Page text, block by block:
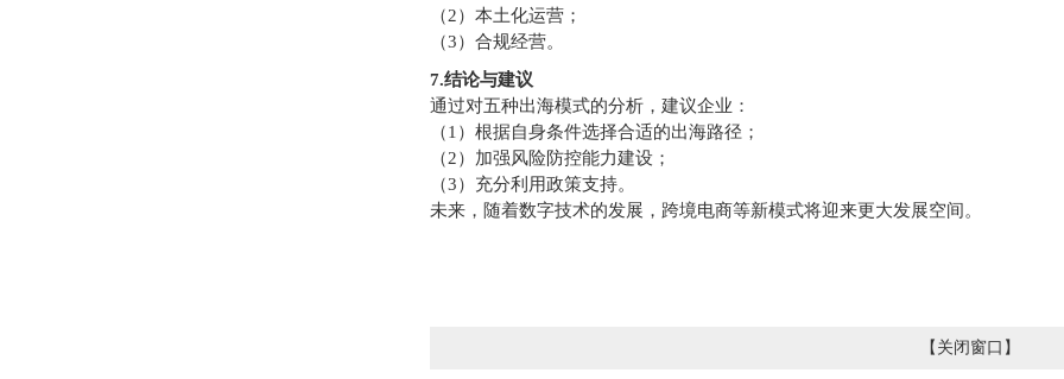
（2）本土化运营；
（3）合规经营。
7.结论与建议
通过对五种出海模式的分析，建议企业：
（1）根据自身条件选择合适的出海路径；
（2）加强风险防控能力建设；
（3）充分利用政策支持。
未来，随着数字技术的发展，跨境电商等新模式将迎来更大发展空间。
【 关闭窗口 】